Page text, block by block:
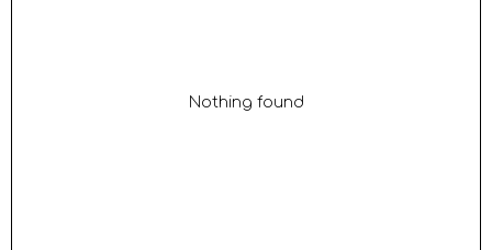
Nothing found